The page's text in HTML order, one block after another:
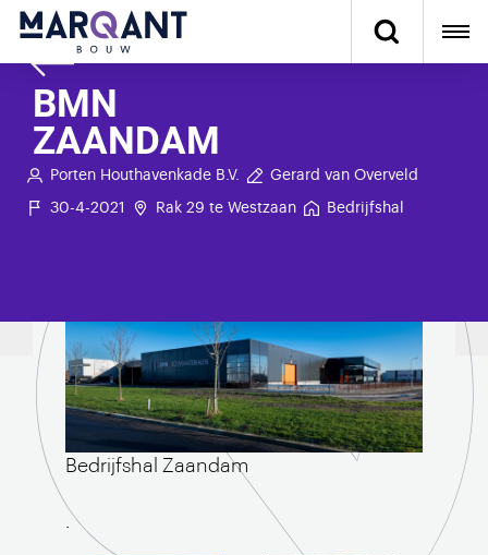
BMN
ZAANDAM
Porten Houthavenkade B.V. Gerard van Overveld
30-4-2021 Rak 29 te Westzaan Bedrijfshal
Bedrijfshal Zaandam